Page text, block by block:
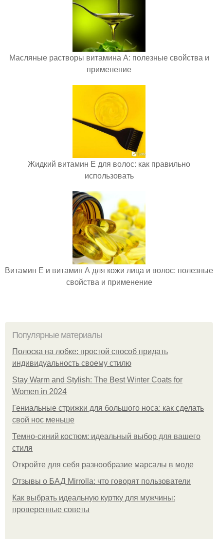
Масляные растворы витамина А: полезные свойства и
применение
Жидкий витамин Е для волос: как правильно
использовать
Витамин Е и витамин А для кожи лица и волос: полезные
свойства и применение
Популярные материалы
Полоска на лобке: простой способ придать
индивидуальность своему стилю
Stay Warm and Stylish: The Best Winter Coats for
Women in 2024
Гениальные стрижки для большого носа: как сделать
свой нос меньше
Темно-синий костюм: идеальный выбор для вашего
стиля
Откройте для себя разнообразие марсалы в моде
Отзывы о БАД Mirrolla: что говорят пользователи
Как выбрать идеальную куртку для мужчины:
проверенные советы